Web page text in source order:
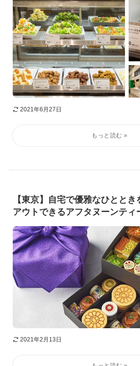
2021年6月27日
【東京】自宅で優雅なひとと
アウトできるアフタヌーンテ
2021年2月13日